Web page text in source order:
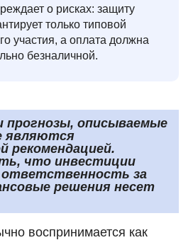
о рисках: защиту
только типовой
участия, а оплата должна
безналичной.
прогнозы, описываемые
являются
рекомендацией.
что инвестиции
за
решения несет
воспринимается как